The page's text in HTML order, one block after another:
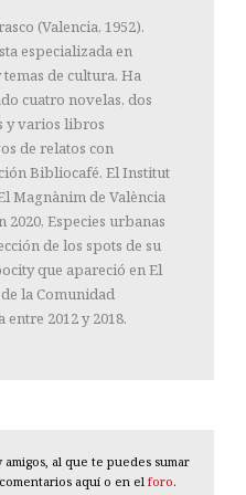
(Valencia, 1952).
especializada en
de cultura. Ha
cuatro novelas, dos
y varios libros
de relatos con
Bibliocafé. El Institut
Magnànim de València
2020, Especies urbanas
de los spots de su
que apareció en El
la Comunidad
entre 2012 y 2018.
al que te puedes sumar
aquí o en el foro.